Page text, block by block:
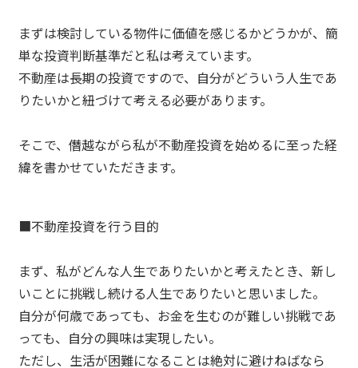
まずは検討している物件に価値を感じるかどうかが、簡
単な投資判断基準だと私は考えています。
不動産は長期の投資ですので、自分がどういう人生であ
りたいかと紐づけて考える必要があります。
そこで、僭越ながら私が不動産投資を始めるに至った経
緯を書かせていただきます。
■不動産投資を行う目的
まず、私がどんな人生でありたいかと考えたとき、新し
いことに挑戦し続ける人生でありたいと思いました。
自分が何歳であっても、お金を生むのが難しい挑戦であ
っても、自分の興味は実現したい。
ただし、生活が困難になることは絶対に避けねばなら